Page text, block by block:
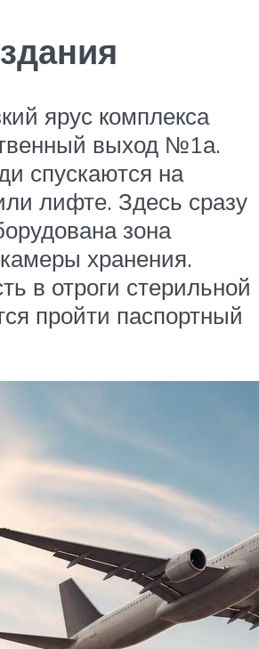
ярус комплекса
выход №1а.
спускаются на
лифте. Здесь сразу
зона
хранения.
в отроги стерильной
пройти паспортный